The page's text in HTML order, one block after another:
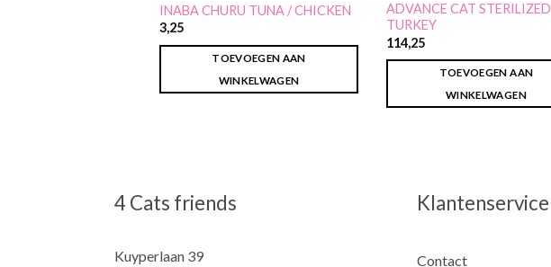
INABA CHURU TUNA / CHICKEN
3,25
TOEVOEGEN AAN
WINKELWAGEN
ADVANCE CAT STERILIZED
TURKEY
114,25
TOEVOEGEN AAN
WINKELWAGEN
4 Cats friends
Kuyperlaan 39
Klantenservice
Contact